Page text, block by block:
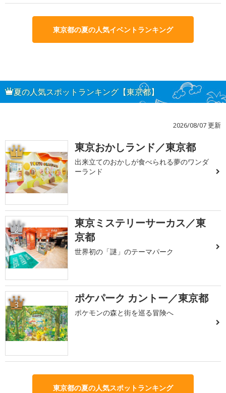
東京都の夏の人気イベントランキング
夏の人気スポットランキング【東京都】
2026/08/07 更新
1 東京おかしランド／東京都
出来立てのおかしが食べられる夢のワンダ
ーランド
2
東京ミステリーサーカス／東
京都
世界初の「謎」のテーマパーク
3 ポケパーク カントー／東京都
ポケモンの森と街を巡る冒険へ
東京都の夏の人気スポットランキング